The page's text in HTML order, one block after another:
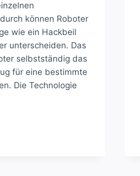
können Roboter
wie ein Hackbeil
unterscheiden. Das
selbstständig das
für eine bestimmte
Die Technologie